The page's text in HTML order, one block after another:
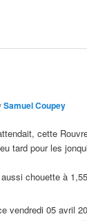
Samuel Coupey
cette
tard pour les
chouette à